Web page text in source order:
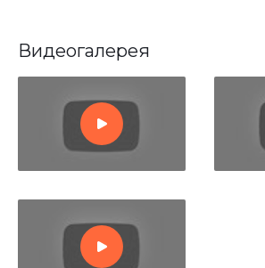
Видеогалерея